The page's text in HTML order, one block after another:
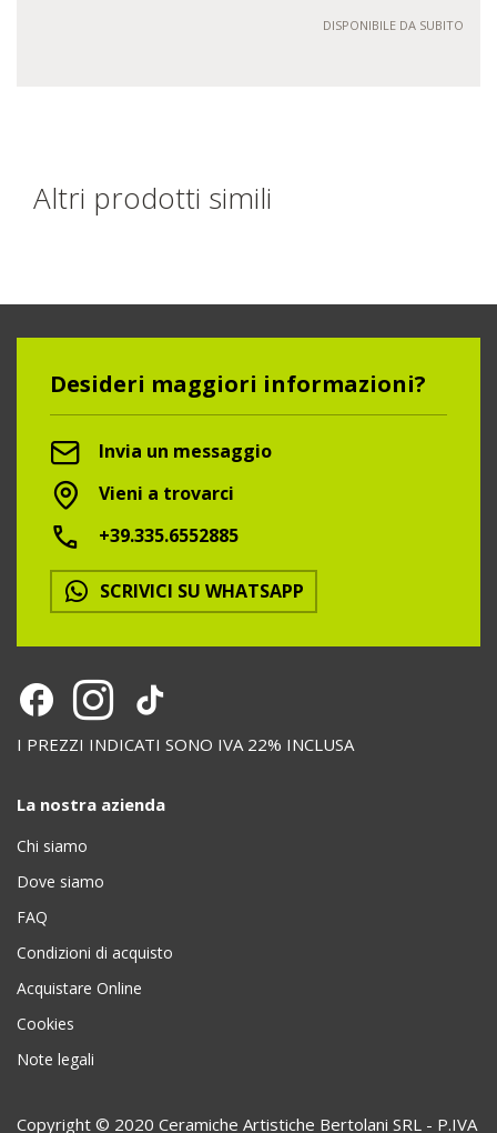
DISPONIBILE DA SUBITO
Altri prodotti simili
Desideri maggiori informazioni?
Invia un messaggio
Vieni a trovarci
+39.335.6552885
SCRIVICI SU WHATSAPP
I PREZZI INDICATI SONO IVA 22% INCLUSA
La nostra azienda
Chi siamo
Dove siamo
FAQ
Condizioni di acquisto
Acquistare Online
Cookies
Note legali
Copyright © 2020 Ceramiche Artistiche Bertolani SRL - P.IVA